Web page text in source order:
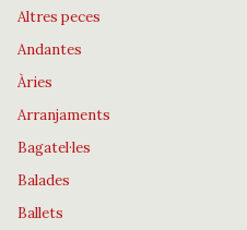
Altres peces
Andantes
Àries
Arranjaments
Bagatel·les
Balades
Ballets